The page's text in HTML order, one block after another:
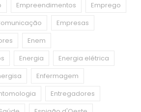
Empreendimentos
Emprego
Empresas
Enem
Energia
Energia elétrica
Enfermagem
Entregadores